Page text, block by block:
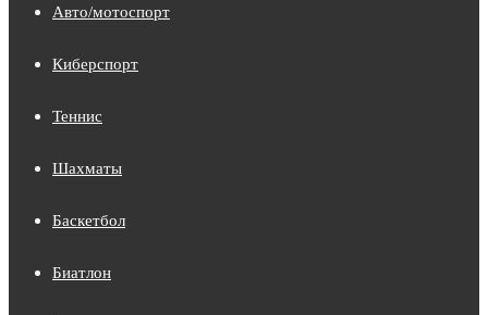
Авто/мотоспорт
Киберспорт
Теннис
Шахматы
Баскетбол
Биатлон